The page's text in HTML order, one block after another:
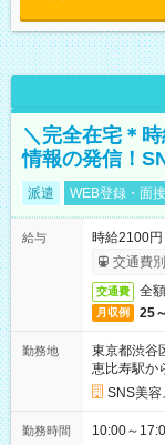
＼完全在宅＊
情報の発信！
派遣 WEB登録・面
給与
時給2100
交通費
交通費 全
月収例 25
勤務地
東京都渋谷
恵比寿駅か
SNS美容
勤務時間 10:00～